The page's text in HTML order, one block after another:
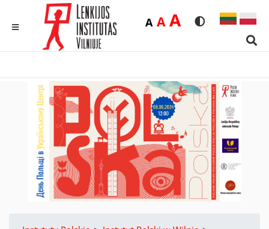
Rozmiar
ADomyślna
AŚrednia
ADużaWersja